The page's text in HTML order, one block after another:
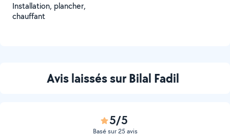
Installation, plancher,
chauffant
Avis laissés sur Bilal Fadil
5/5
Basé sur 25 avis